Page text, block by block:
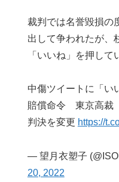
裁判では名誉毀損の
出して争われたが、
「いいね」を押して
中傷ツイートに「
賠償命令 東京高裁
判決を変更 https://
— 望月衣塑子
20, 2022